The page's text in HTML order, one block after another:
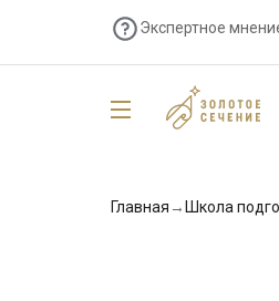
Экспертное
Главная → Школа